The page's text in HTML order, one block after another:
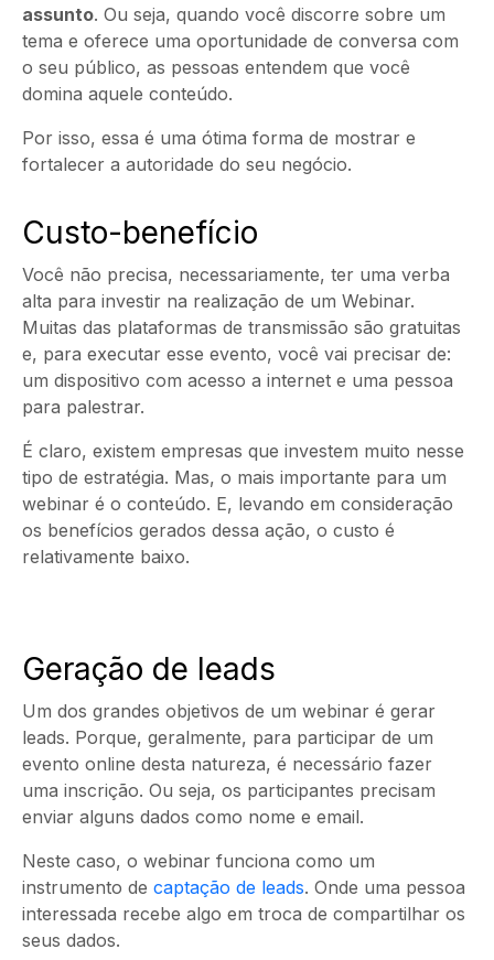
assunto. Ou seja, quando você discorre sobre um
tema e oferece uma oportunidade de conversa com
o seu público, as pessoas entendem que você
domina aquele conteúdo.
Por isso, essa é uma ótima forma de mostrar e
fortalecer a autoridade do seu negócio.
Custo-benefício
Você não precisa, necessariamente, ter uma verba
alta para investir na realização de um Webinar.
Muitas das plataformas de transmissão são gratuitas
e, para executar esse evento, você vai precisar de:
um dispositivo com acesso a internet e uma pessoa
para palestrar.
É claro, existem empresas que investem muito nesse
tipo de estratégia. Mas, o mais importante para um
webinar é o conteúdo. E, levando em consideração
os benefícios gerados dessa ação, o custo é
relativamente baixo.
Geração de leads
Um dos grandes objetivos de um webinar é gerar
leads. Porque, geralmente, para participar de um
evento online desta natureza, é necessário fazer
uma inscrição. Ou seja, os participantes precisam
enviar alguns dados como nome e email.
Neste caso, o webinar funciona como um
instrumento de captação de leads. Onde uma pessoa
interessada recebe algo em troca de compartilhar os
seus dados.